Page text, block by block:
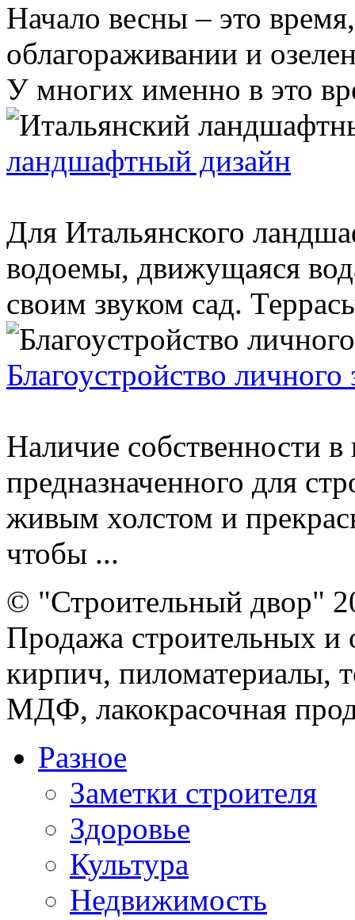
Начало весны – это
облагораживании и
У многих именно в это
ландшафтный дизайн
Для Итальянского
водоемы, движущаяся
своим звуком сад.
Благоустройство личного
Наличие собственности в
предназначенного для
живым холстом и
чтобы ...
© "Строительный двор"
Продажа строительных и
кирпич, пиломатериалы,
МДФ, лакокрасочная
Разное
Заметки строителя
Здоровье
Культура
Недвижимость